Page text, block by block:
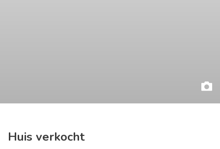
Huis verkocht